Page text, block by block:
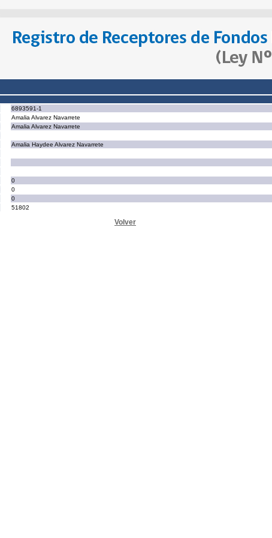
6893591-1
Amalia Alvarez Navarrete
Amalia Alvarez Navarrete
Amalia Haydee Alvarez Navarrete
0
0
0
51802
Volver